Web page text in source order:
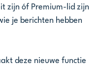
zijn óf Premium-lid zijn
je berichten hebben
deze nieuwe functie